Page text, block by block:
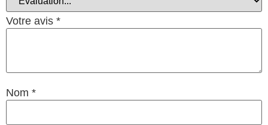
Votre avis *
Nom *